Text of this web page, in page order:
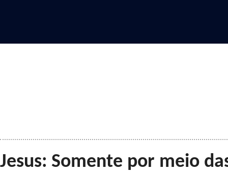
Jesus: Somente por meio